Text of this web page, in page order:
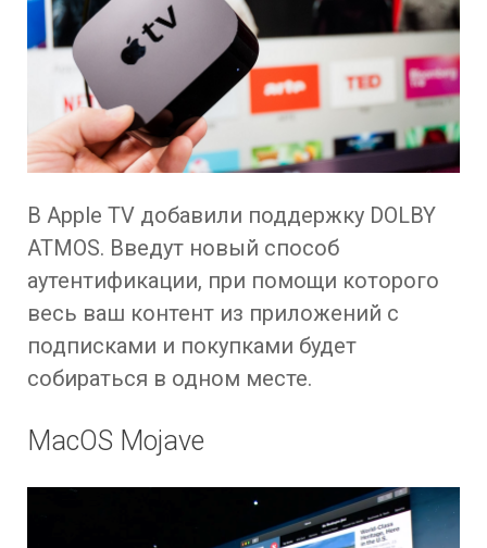
В Apple TV добавили поддержку DOLBY
ATMOS. Введут новый способ
аутентификации, при помощи которого
весь ваш контент из приложений с
подписками и покупками будет
собираться в одном месте.
MacOS Mojave